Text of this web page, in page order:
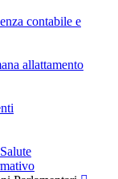
contabile e
allattamento